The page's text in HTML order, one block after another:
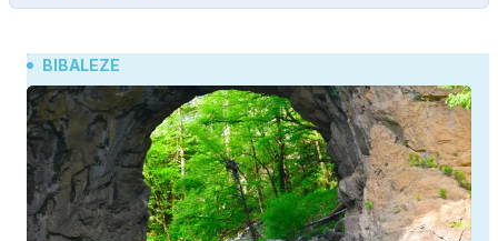
BIBALEZE